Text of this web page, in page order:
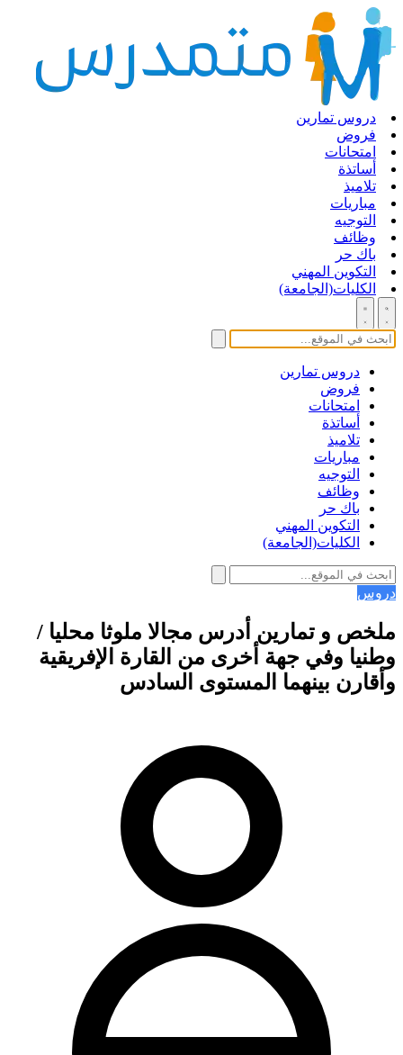
دروس تمارين
فروض
امتحانات
أساتذة
تلاميذ
مباريات
التوجيه
وظائف
باك حر
التكوين المهني
الكليات(الجامعة)
دروس تمارين
فروض
امتحانات
أساتذة
تلاميذ
مباريات
التوجيه
وظائف
باك حر
التكوين المهني
الكليات(الجامعة)
دروس
ملخص و تمارين أدرس مجالا ملوثا محليا /
وطنيا وفي جهة أخرى من القارة الإفريقية
وأقارن بينهما المستوى السادس